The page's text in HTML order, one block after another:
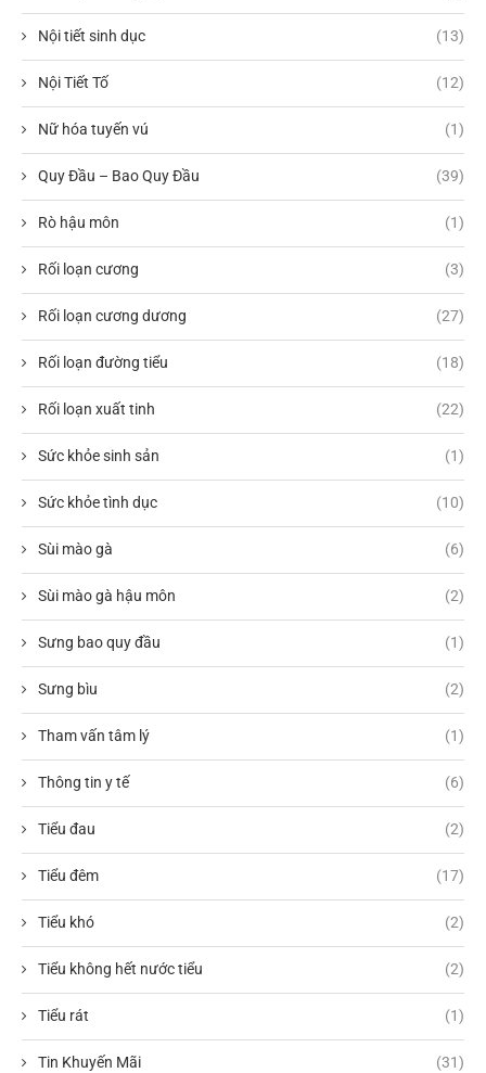
Nội tiết sinh dục (13)
Nội Tiết Tố (12)
Nữ hóa tuyến vú (1)
Quy Đầu – Bao Quy Đầu (39)
Rò hậu môn (1)
Rối loạn cương (3)
Rối loạn cương dương (27)
Rối loạn đường tiểu (18)
Rối loạn xuất tinh (22)
Sức khỏe sinh sản (1)
Sức khỏe tình dục (10)
Sùi mào gà (6)
Sùi mào gà hậu môn (2)
Sưng bao quy đầu (1)
Sưng bìu (2)
Tham vấn tâm lý (1)
Thông tin y tế (6)
Tiểu đau (2)
Tiểu đêm (17)
Tiểu khó (2)
Tiểu không hết nước tiểu (2)
Tiểu rát (1)
Tin Khuyến Mãi (31)